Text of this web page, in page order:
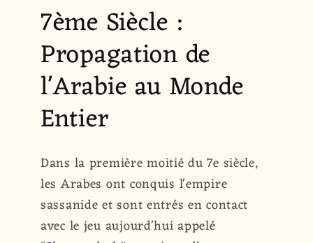
7ème Siècle :
Propagation de
l'Arabie au Monde
Entier
Dans la première moitié du 7e siècle,
les Arabes ont conquis l'empire
sassanide et sont entrés en contact
avec le jeu aujourd'hui appelé